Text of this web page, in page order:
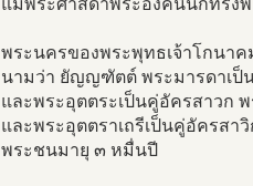
แม้พระศาสดาพระองค์นั้นก็ทรง
พระนครของพระพุทธเจ้าโกนา
นามว่า ยัญญฑัตต์ พระมารดาเป็
และพระอุตตระเป็นคู่อัครสาวก
และพระอุตตราเถรีเป็นคู่อัครส
พระชนมายุ ๓ หมื่นปี